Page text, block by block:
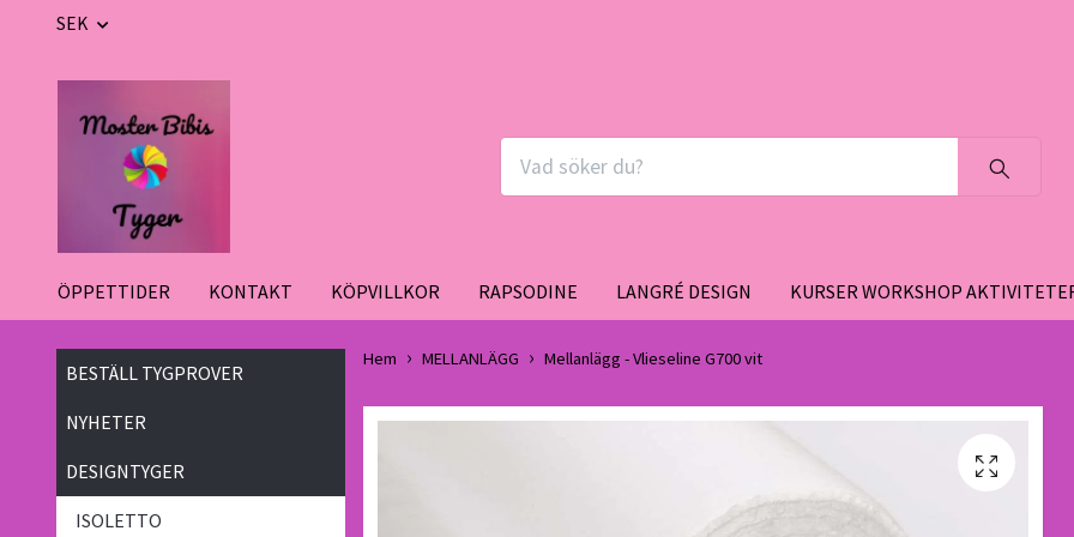
SEK
ÖPPETTIDER KONTAKT KÖPVILLKOR RAPSODINE LANGRÉ DESIGN KURSER WORKSHOP
BESTÄLL TYGPROVER
NYHETER
DESIGNTYGER
ISOLETTO
Hem MELLANLÄGG Mellanlägg - Vlieseline G700 vit